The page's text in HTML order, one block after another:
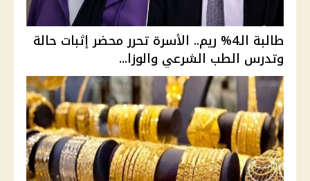
طالبة الـ4% ريم.. الأسرة تحرر محضر إثبات حالة
وتدرس الطب الشرعي والوزا...